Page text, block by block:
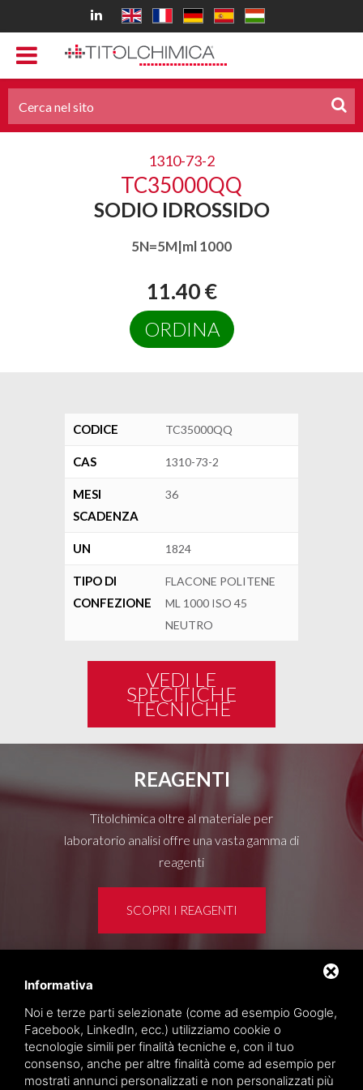
1310-73-2
TC35000QQ
SODIO IDROSSIDO
5N=5M|ml 1000
11.40 €
ORDINA
CODICE TC35000QQ
CAS 1310-73-2
MESI
SCADENZA
36
UN 1824
TIPO DI
CONFEZIONE
FLACONE POLITENE
ML 1000 ISO 45
NEUTRO
VEDI LE
SPECIFICHE
TECNICHE
REAGENTI
Titolchimica oltre al materiale per
laboratorio analisi offre una vasta gamma di
reagenti
SCOPRI I REAGENTI
Area clienti
Privacy policy
Sitemap
TITOLCHIMICA SPA - VIA DELL'ARTIGIANATO, 2
Informativa
Noi e terze parti selezionate (come ad esempio Google,
Facebook, LinkedIn, ecc.) utilizziamo cookie o
tecnologie simili per finalità tecniche e, con il tuo
consenso, anche per altre finalità come ad esempio per
mostrati annunci personalizzati e non personalizzati più